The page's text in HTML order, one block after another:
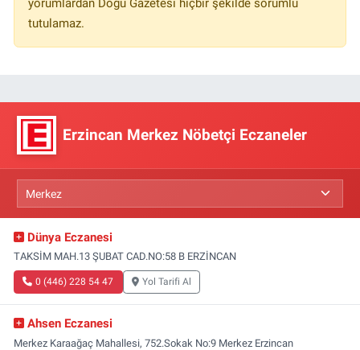
tutulamaz.
Erzincan Merkez Nöbetçi Eczaneler
Dünya Eczanesi
TAKSİM MAH.13 ŞUBAT CAD.NO:58 B ERZİNCAN
0 (446) 228 54 47 Yol Tarifi Al
Ahsen Eczanesi
Merkez Karaağaç Mahallesi, 752.Sokak No:9 Merkez Erzincan